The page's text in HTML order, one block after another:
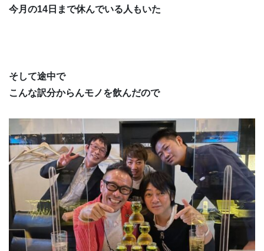
今月の14日まで休んでいる人もいた
そして途中で
こんな訳分からんモノを飲んだので